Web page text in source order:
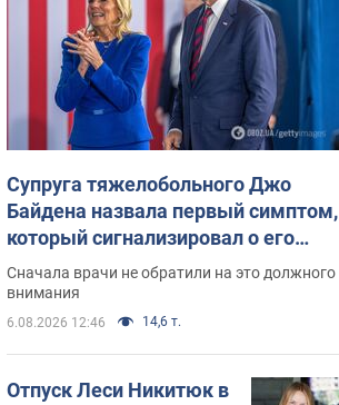
Супруга тяжелобольного Джо
Байдена назвала первый симптом,
который сигнализировал о его
"агрессивном" раке
Сначала врачи не обратили на это должного
внимания
6.08.2026 12:46 14,6 т.
Отпуск Леси Никитюк в